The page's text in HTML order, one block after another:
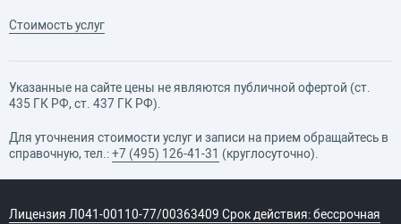
Стоимость услуг
Указанные на сайте цены не являются публичной офертой (ст.
435 ГК РФ, cт. 437 ГК РФ).
Для уточнения стоимости услуг и записи на прием обращайтесь в
справочную, тел.:+7 (495) 126-41-31 (круглосуточно).
Лицензия Л041-00110-77/00363409 Срок действия: бессрочная